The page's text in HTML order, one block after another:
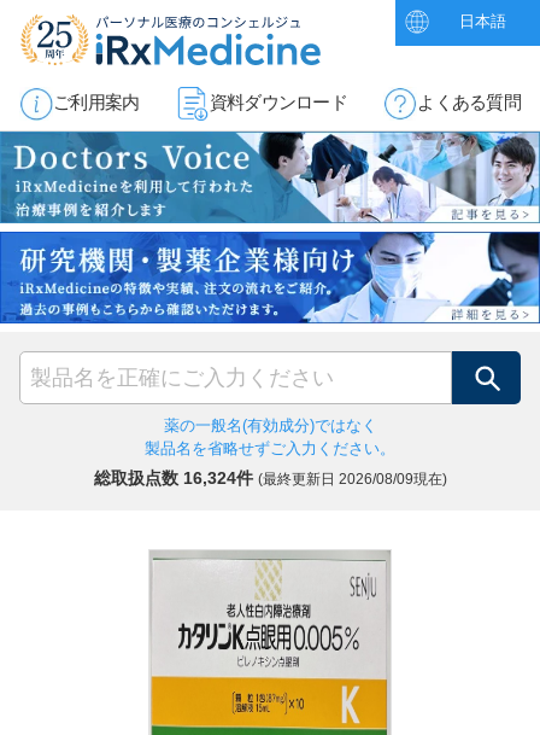
日本語
ご利用案内 資料ダウンロード よくある質問
検索
薬の一般名(有効成分)ではなく
製品名を省略せずご入力ください。
総取扱点数 16,324件 (最終更新日 2026/08/09現在)